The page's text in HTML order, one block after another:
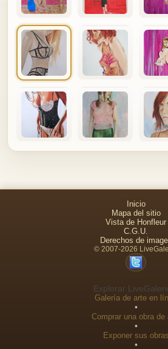
Inicio
Mapa del sitio
Vista de Honfleur
C.G.U.
Derechos de
© 2007-2026
Explorar
Galería de arte en
•
Comprar una obra de
•
Exponer sus obras
•